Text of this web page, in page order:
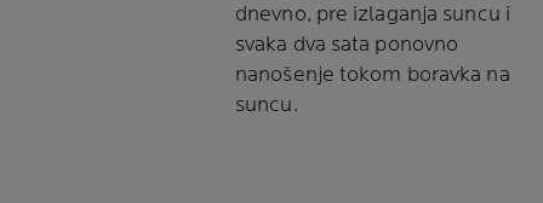
dnevno, pre izlaganja suncu i
svaka dva sata ponovno
nanošenje tokom boravka na
suncu.